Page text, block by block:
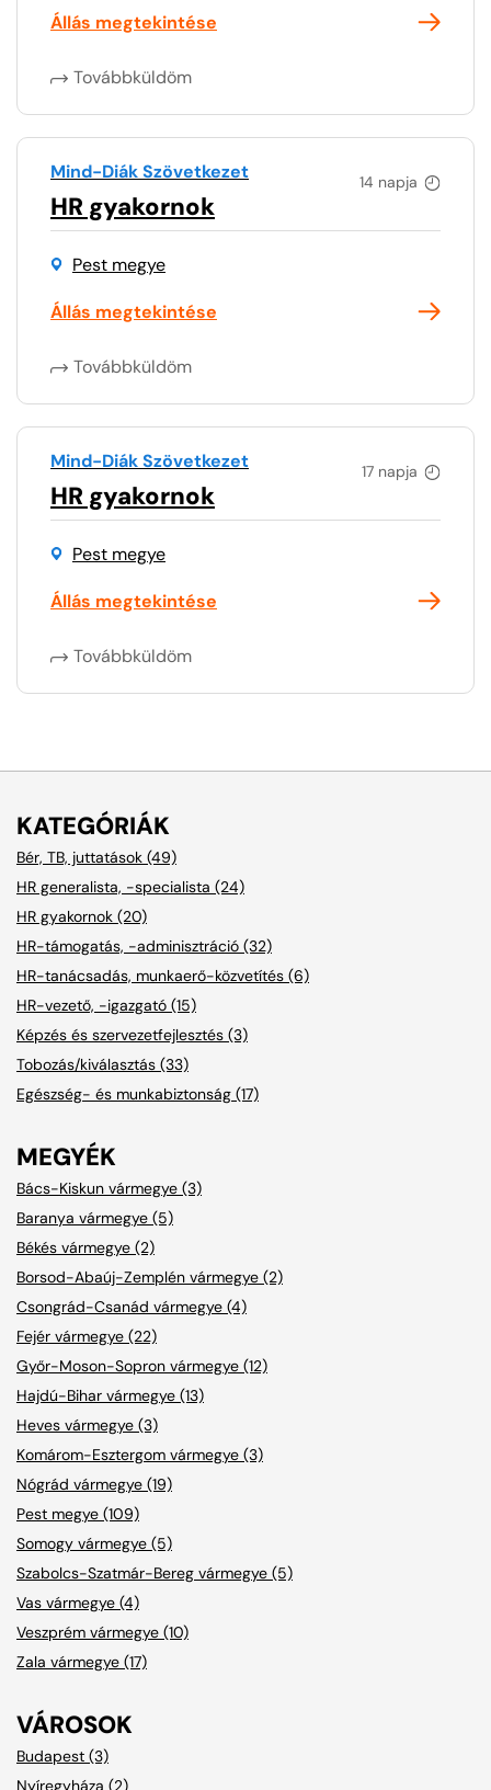
Állás megtekintése
Továbbküldöm
14 napja
Mind-Diák Szövetkezet
HR gyakornok
Pest megye
Állás megtekintése
Továbbküldöm
17 napja
Mind-Diák Szövetkezet
HR gyakornok
Pest megye
Állás megtekintése
Továbbküldöm
KATEGÓRIÁK
Bér, TB, juttatások (49)
HR generalista, -specialista (24)
HR gyakornok (20)
HR-támogatás, -adminisztráció (32)
HR-tanácsadás, munkaerő-közvetítés (6)
HR-vezető, -igazgató (15)
Képzés és szervezetfejlesztés (3)
Tobozás/kiválasztás (33)
Egészség- és munkabiztonság (17)
MEGYÉK
Bács-Kiskun vármegye (3)
Baranya vármegye (5)
Békés vármegye (2)
Borsod-Abaúj-Zemplén vármegye (2)
Csongrád-Csanád vármegye (4)
Fejér vármegye (22)
Győr-Moson-Sopron vármegye (12)
Hajdú-Bihar vármegye (13)
Heves vármegye (3)
Komárom-Esztergom vármegye (3)
Nógrád vármegye (19)
Pest megye (109)
Somogy vármegye (5)
Szabolcs-Szatmár-Bereg vármegye (5)
Vas vármegye (4)
Veszprém vármegye (10)
Zala vármegye (17)
VÁROSOK
Budapest (3)
Nyíregyháza (2)